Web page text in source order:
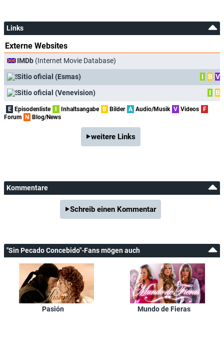
Links
Externe Websites
IMDb (Internet Movie Database)
Sitio oficial (Esmas)
I B V
Sitio oficial (Venevision)
I B
E Episodenliste I Inhaltsangabe B Bilder A Audio/Musik V Videos F
Forum N Blog/News
weitere Links
Kommentare
Schreib einen Kommentar
"Sin Pecado Concebido"-Fans mögen auch
Pasión Mundo de Fieras